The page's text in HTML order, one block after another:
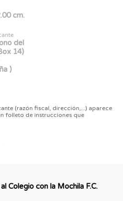
cm.
del
14)
)
(razón fiscal, dirección,...) aparece
folleto de instrucciones que
Colegio con la Mochila F.C.